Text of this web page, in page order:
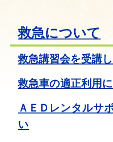
救急について
救急講習会を受講
救急車の適正利用
ＡＥＤレンタルサ
い